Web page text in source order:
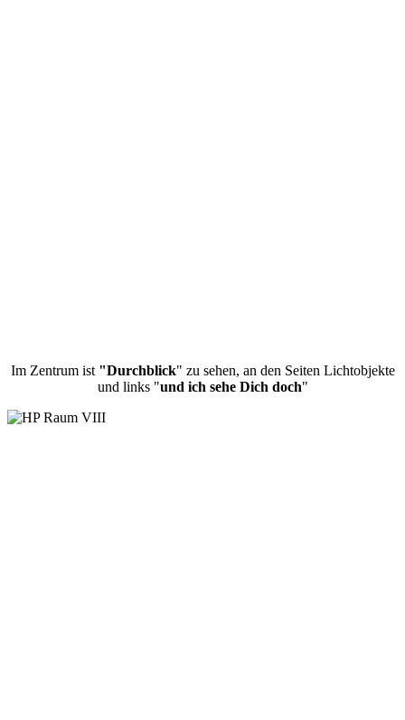
Im Zentrum ist "Durchblick" zu sehen, an den Seiten Lichtobjekte
und links "und ich sehe Dich doch"